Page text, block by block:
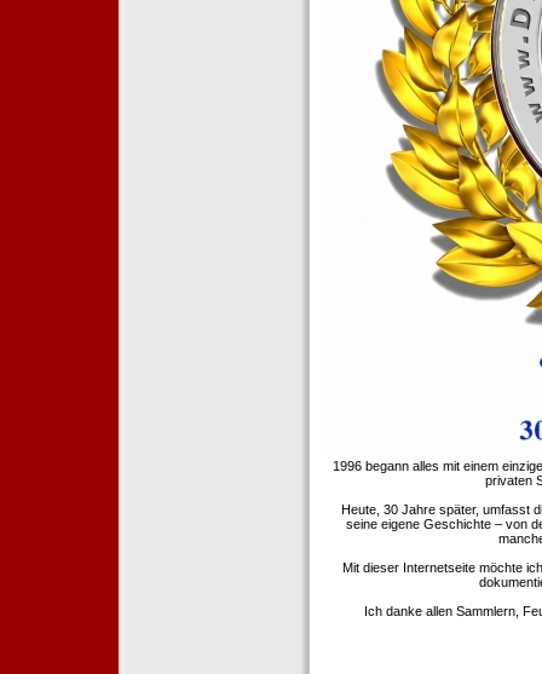
1996 begann alles mit einem
privaten
Heute, 30 Jahre später, umfasst
seine eigene Geschichte – von
Mit dieser Internetseite möchte
Ich danke allen Sammlern,